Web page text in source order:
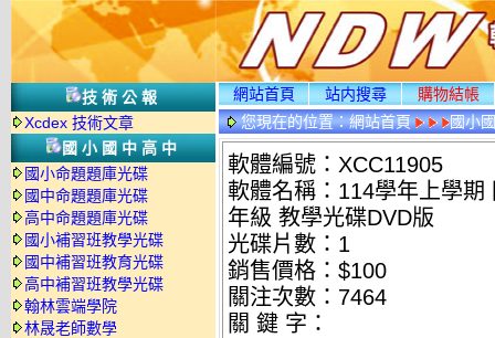
技術公報
Xcdex 技術文章
國小國中高中
國小命題題庫光碟
國中命題題庫光碟
高中命題題庫光碟
國小補習班教學光碟
國中補習班教育光碟
高中補習班教學光碟
翰林雲端學院
林晟老師數學
網站首頁 站内搜尋
購物結帳
您現在的位置：網站首頁 國小
軟體編號：XCC11905
軟體名稱：114學年上學
年級 教學光碟DVD版
光碟片數：1
銷售價格：$100
關注次數： 7464
關 鍵 字：